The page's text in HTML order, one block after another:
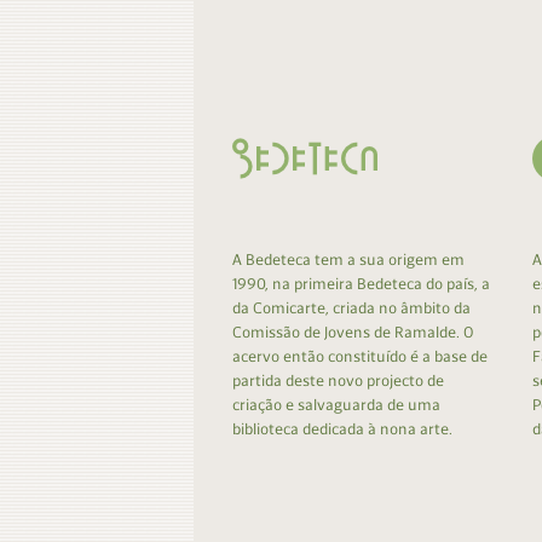
A Bedeteca tem a sua origem em
1990, na primeira Bedeteca do país, a
da Comicarte, criada no âmbito da
Comissão de Jovens de Ramalde. O
acervo então constituído é a base de
partida deste novo projecto de
criação e salvaguarda de uma
biblioteca dedicada à nona arte.